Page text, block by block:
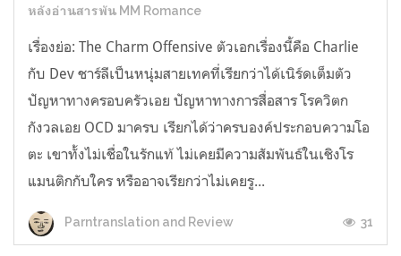
หลังอ่านสารพัน MM Romance
เรื่องย่อ: The Charm Offensive ตัวเอกเรื่องนี้คือ Charlie
กับ Dev ชาร์ลีเป็นหนุ่มสายเทคที่เรียกว่าได้เนิร์ดเต็มตัว
ปัญหาทางครอบครัวเอย ปัญหาทางการสื่อสาร โรควิตก
กังวลเอย OCD มาครบ เรียกได้ว่าครบองค์ประกอบความโอ
ตะ เขาทั้งไม่เชื่อในรักแท้ ไม่เคยมีความสัมพันธ์ในเชิงโร
แมนติกกับใคร หรืออาจเรียกว่าไม่เคยรู...
Parntranslation and Review 31